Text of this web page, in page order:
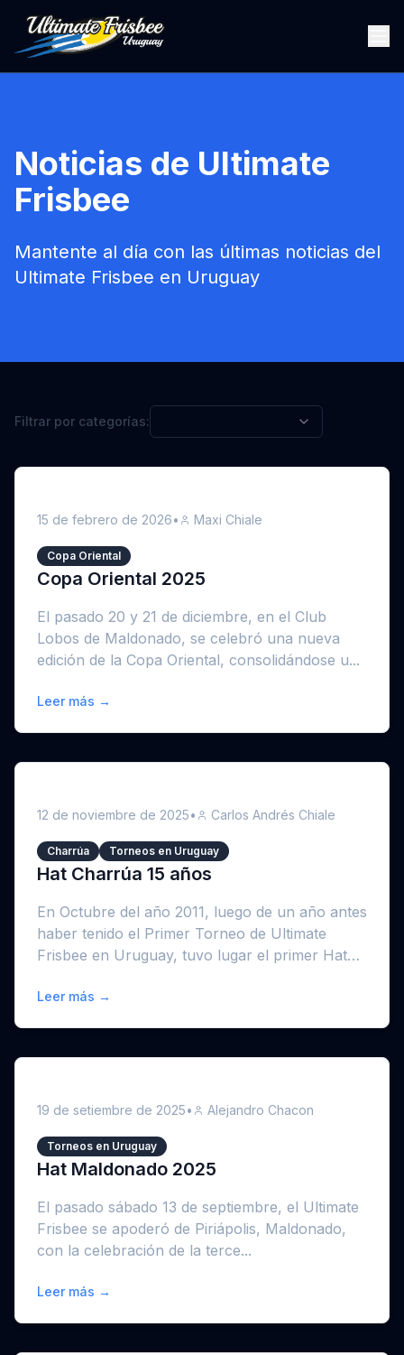
Noticias de Ultimate
Frisbee
Mantente al día con las últimas noticias del
Ultimate Frisbee en Uruguay
Filtrar por categorías:
15 de febrero de 2026• Maxi Chiale
Copa Oriental
Copa Oriental 2025
El pasado 20 y 21 de diciembre, en el Club
Lobos de Maldonado, se celebró una nueva
edición de la Copa Oriental, consolidándose u...
Leer más →
12 de noviembre de 2025• Carlos Andrés Chiale
Charrúa Torneos en Uruguay
Hat Charrúa 15 años
En Octubre del año 2011, luego de un año antes
haber tenido el Primer Torneo de Ultimate
Frisbee en Uruguay, tuvo lugar el primer Hat
Leer más →
19 de setiembre de 2025• Alejandro Chacon
Torneos en Uruguay
Hat Maldonado 2025
El pasado sábado 13 de septiembre, el Ultimate
Frisbee se apoderó de Piriápolis, Maldonado,
con la celebración de la terce...
Leer más →